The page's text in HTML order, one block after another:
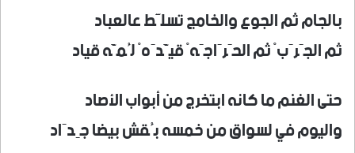
بالجام ثم الجوع والخامج تسلَّط عالعباد
ثم الجَرَبْ ثم الحَرَاجَهْ قيَّدَهْ لُمَّه قياد
حتى الغنم ما كانه ابتخرج من أبواب الأصاد
واليوم في لسواق من خمسه بُقش بيضا جِدَاد